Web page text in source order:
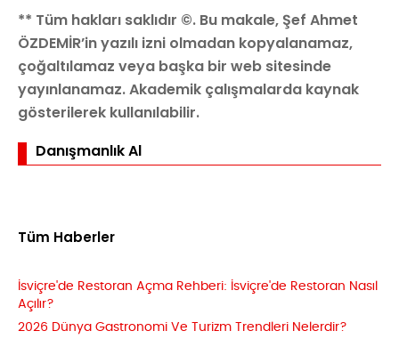
** Tüm hakları saklıdır ©. Bu makale, Şef Ahmet
ÖZDEMİR’in yazılı izni olmadan kopyalanamaz,
çoğaltılamaz veya başka bir web sitesinde
yayınlanamaz. Akademik çalışmalarda kaynak
gösterilerek kullanılabilir.
Danışmanlık Al
Tüm Haberler
İsviçre'de Restoran Açma Rehberi: İsviçre'de Restoran Nasıl
Açılır?
2026 Dünya Gastronomi Ve Turizm Trendleri Nelerdir?